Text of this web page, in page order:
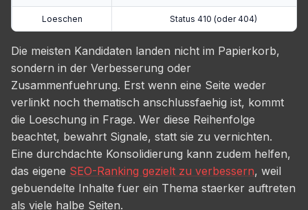
Loeschen Status 410 (oder 404)
Die meisten Kandidaten landen nicht im Papierkorb,
sondern in der Verbesserung oder
Zusammenfuehrung. Erst wenn eine Seite weder
verlinkt noch thematisch anschlussfaehig ist, kommt
die Loeschung in Frage. Wer diese Reihenfolge
beachtet, bewahrt Signale, statt sie zu vernichten.
Eine durchdachte Konsolidierung kann zudem helfen,
das eigene SEO-Ranking gezielt zu verbessern, weil
gebuendelte Inhalte fuer ein Thema staerker auftreten
als viele halbe Seiten.